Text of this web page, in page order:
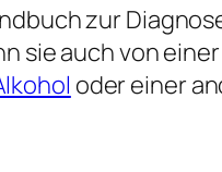
zur
sie auch von
oder einer